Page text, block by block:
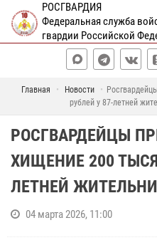
РОСГВАРДИЯ
Федеральная служба
гвардии Российской
Главная Новости
рублей у 87-летней
РОСГВАРДЕЙЦЫ
ХИЩЕНИЕ 200
ЛЕТНЕЙ
04 марта 2026, 11:00